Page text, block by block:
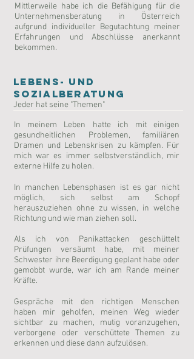
Mittlerweile habe ich die Befähigung für die
Unternehmensberatung in Österreich
aufgrund individueller Begutachtung meiner
Erfahrungen und Abschlüsse anerkannt
bekommen.
Lebens- und
Sozialberatung
Jeder hat seine "Themen"
In meinem Leben hatte ich mit einigen
gesundheitlichen Problemen, familiären
Dramen und Lebenskrisen zu kämpfen. Für
mich war es immer selbstverständlich, mir
externe Hilfe zu holen.
In manchen Lebensphasen ist es gar nicht
möglich, sich selbst am Schopf
herauszuziehen ohne zu wissen, in welche
Richtung und wie man ziehen soll.
Als ich von Panikattacken geschüttelt
Prüfungen versäumt habe, mit meiner
Schwester ihre Beerdigung geplant habe oder
gemobbt wurde, war ich am Rande meiner
Kräfte.
Gespräche mit den richtigen Menschen
haben mir geholfen, meinen Weg wieder
sichtbar zu machen, mutig voranzugehen,
verborgene oder verschüttete Themen zu
erkennen und diese dann aufzulösen.